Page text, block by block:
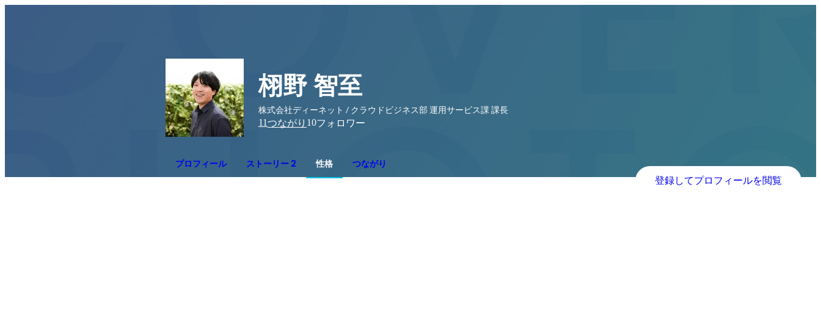
栩野 智至
株式会社ディーネット / クラウドビジネス部 運用サービス課 課長
11つながり 10フォロワー
プロフィール ストーリー 2 性格 つながり
登録してプロフィールを閲覧